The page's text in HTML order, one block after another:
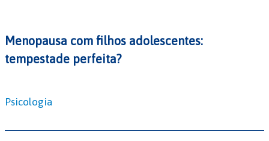
Menopausa com filhos adolescentes:
tempestade perfeita?
Psicologia